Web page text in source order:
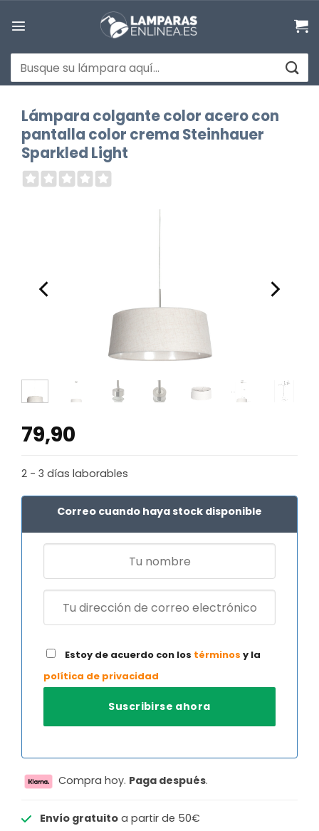
Buscar
por:
Lámpara colgante color acero con
pantalla color crema Steinhauer
Sparkled Light
79,90
2 - 3 días laborables
Correo cuando haya stock disponible
Estoy de acuerdo con los términos y la
política de privacidad
Compra hoy. Paga después.
Envío gratuitoa partir de 50€